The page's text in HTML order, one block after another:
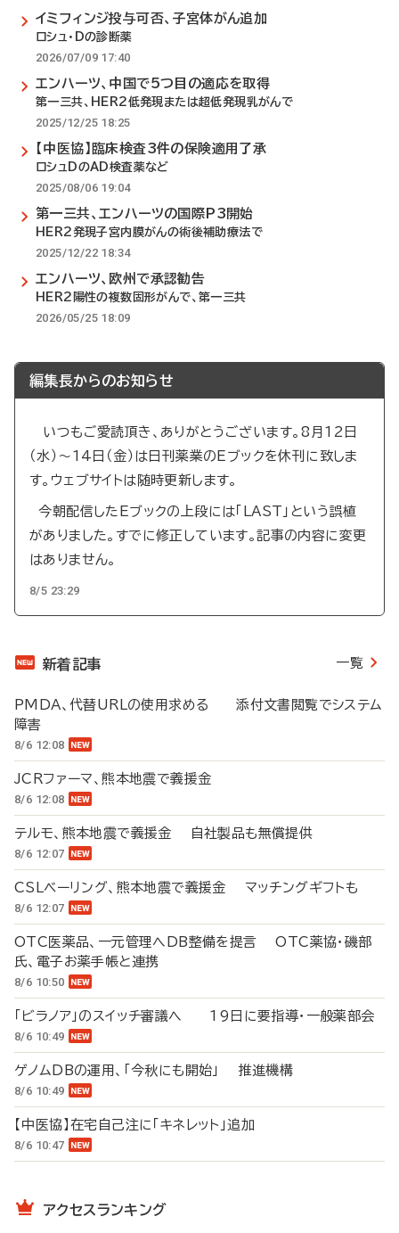
イミフィンジ投与可否、子宮体がん追加
ロシュ・Dの診断薬
2026/07/09 17:40
エンハーツ、中国で5つ目の適応を取得
第一三共、HER2低発現または超低発現乳がんで
2025/12/25 18:25
【中医協】臨床検査3件の保険適用了承
ロシュDのAD検査薬など
2025/08/06 19:04
第一三共、エンハーツの国際P3開始
HER2発現子宮内膜がんの術後補助療法で
2025/12/22 18:34
エンハーツ、欧州で承認勧告
HER2陽性の複数固形がんで、第一三共
2026/05/25 18:09
編集長からのお知らせ
いつもご愛読頂き、ありがとうございます。8月12日
（水）～14日（金）は日刊薬業のEブックを休刊に致しま
す。ウェブサイトは随時更新します。
今朝配信したEブックの上段には「LAST」という誤植
がありました。すでに修正しています。記事の内容に変更
はありません。
8/5 23:29
新着記事 一覧
PMDA、代替URLの使用求める 添付文書閲覧でシステム
障害
8/6 12:08
JCRファーマ、熊本地震で義援金
8/6 12:08
テルモ、熊本地震で義援金 自社製品も無償提供
8/6 12:07
CSLベーリング、熊本地震で義援金 マッチングギフトも
8/6 12:07
OTC医薬品、一元管理へDB整備を提言 OTC薬協・磯部
氏、電子お薬手帳と連携
8/6 10:50
「ビラノア」のスイッチ審議へ 19日に要指導・一般薬部会
8/6 10:49
ゲノムDBの運用、「今秋にも開始」 推進機構
8/6 10:49
【中医協】在宅自己注に「キネレット」追加
8/6 10:47
アクセスランキング